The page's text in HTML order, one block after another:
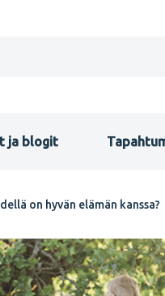
ja blogit
on hyvän elämän kanssa?